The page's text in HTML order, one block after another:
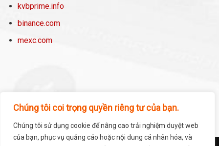
Chúng tôi coi trọng quyền riêng tư của bạn.
Chúng tôi sử dụng cookie để nâng cao trải nghiệm duyệt web
của bạn, phục vụ quảng cáo hoặc nội dung cá nhân hóa, và
kvbprime.info
binance.com
mexc.com